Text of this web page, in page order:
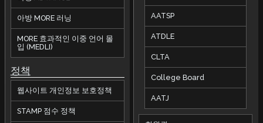
아방 MORE 러닝
MORE 효과적인 이중 언어 몰
입 (MEDLI)
정책
웹사이트 개인정보 보호정책
STAMP 점수 정책
AATSP
ATDLE
CLTA
College Board
AATJ